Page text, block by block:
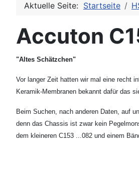
Aktuelle Seite: Startseite
Accuton
"Altes Schätzchen"
Vor langer Zeit hatten wir mal eine recht
Keramik-Membranen bekannt dafür das
Beim Suchen, nach anderen Daten, auf
denn das Chassis ist zwar kein
dem kleineren C153 ...082 und einem